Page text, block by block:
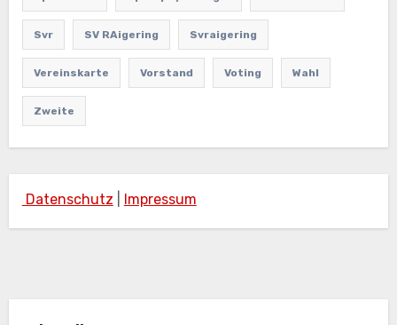
Svr SV RAigering Svraigering
Vereinskarte Vorstand Voting Wahl
Zweite
Datenschutz Impressum